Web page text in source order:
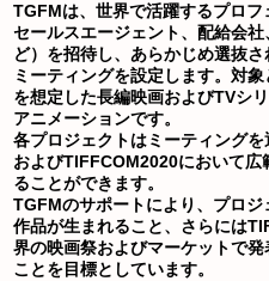
TGFMは、世界で活躍するプロフ
セールスエージェント、配給会
ど）を招待し、あらかじめ選抜
ミーティングを設定します。対
を想定した長編映画およびTVシ
アニメーションです。
各プロジェクトはミーティング
およびTIFFCOM2020において
ることができます。
TGFMのサポートにより、プロ
作品が生まれること、さらには
界の映画祭およびマーケットで
ことを目標としています。